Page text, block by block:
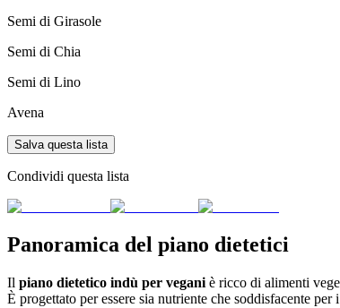
Semi di Girasole
Semi di Chia
Semi di Lino
Avena
Salva questa lista
Condividi questa lista
Panoramica del piano dietetici
Il piano dietetico indù per vegani è ricco di alimenti
È progettato per essere sia nutriente che soddisfacente per